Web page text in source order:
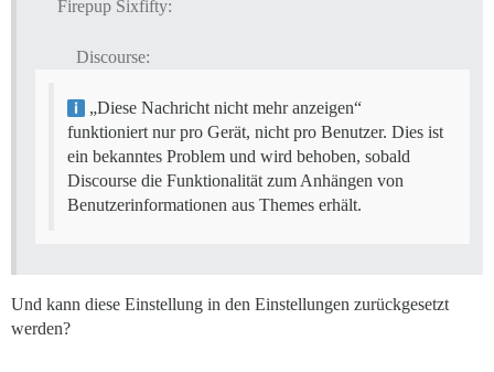
Firepup Sixfifty:
Discourse:
„Diese Nachricht nicht mehr anzeigen“
funktioniert nur pro Gerät, nicht pro Benutzer. Dies ist
ein bekanntes Problem und wird behoben, sobald
Discourse die Funktionalität zum Anhängen von
Benutzerinformationen aus Themes erhält.
Und kann diese Einstellung in den Einstellungen zurückgesetzt
werden?